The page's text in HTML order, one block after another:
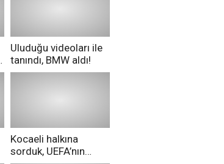
Uluduğu videoları ile
tanındı, BMW aldı!
Kocaeli halkına
sorduk, UEFA’nın